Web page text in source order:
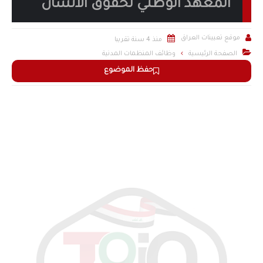
المعهد الوطني لحقوق الانسان
حفظ الموضوع
 موقع تعيينات العراق  منذ 4 سنة تقريبا
 الصفحة الرئيسية وظائف المنظمات المدنية